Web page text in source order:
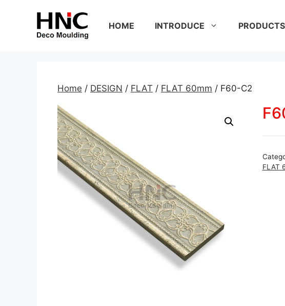
HOME INTRODUCE PRODUCTS
Home / DESIGN / FLAT / FLAT 60mm / F60-C2
FLAT